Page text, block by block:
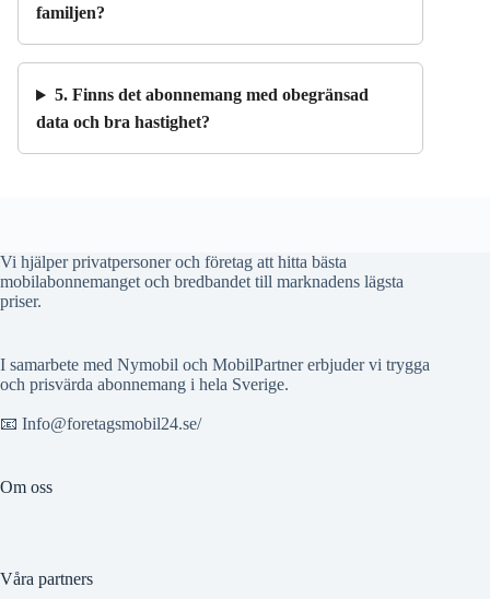
familjen?
5. Finns det abonnemang med obegränsad
data och bra hastighet?
Vi hjälper privatpersoner och företag att hitta bästa
mobilabonnemanget och bredbandet till marknadens lägsta
priser.
I samarbete med Nymobil och MobilPartner erbjuder vi trygga
och prisvärda abonnemang i hela Sverige.
📧 Info@foretagsmobil24.se/
Om oss
Våra partners